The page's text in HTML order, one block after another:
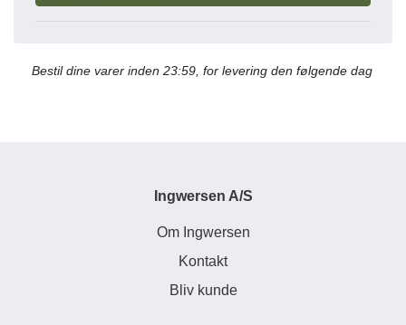
Bestil dine varer inden 23:59, for levering den følgende dag
Ingwersen A/S
Om Ingwersen
Kontakt
Bliv kunde